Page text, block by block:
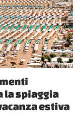
la spiaggia
estiva